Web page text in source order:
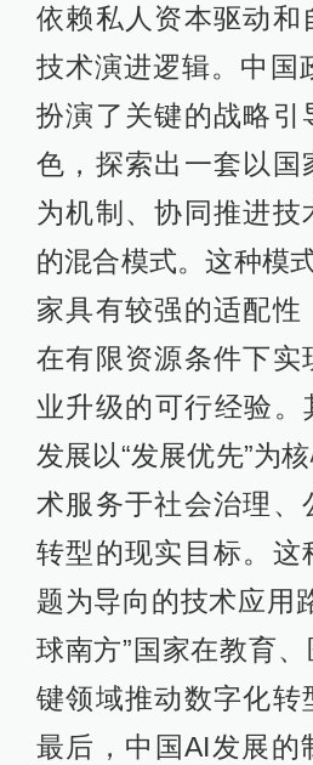
依赖私人资本驱动和
技术演进逻辑。中国
扮演了关键的战略引
色，探索出一套以国
为机制、协同推进技
的混合模式。这种模
家具有较强的适配性
在有限资源条件下实
业升级的可行经验。
发展以“发展优先”为
术服务于社会治理、
转型的现实目标。这
题为导向的技术应用
球南方”国家在教育
键领域推动数字化转
最后，中国AI发展的